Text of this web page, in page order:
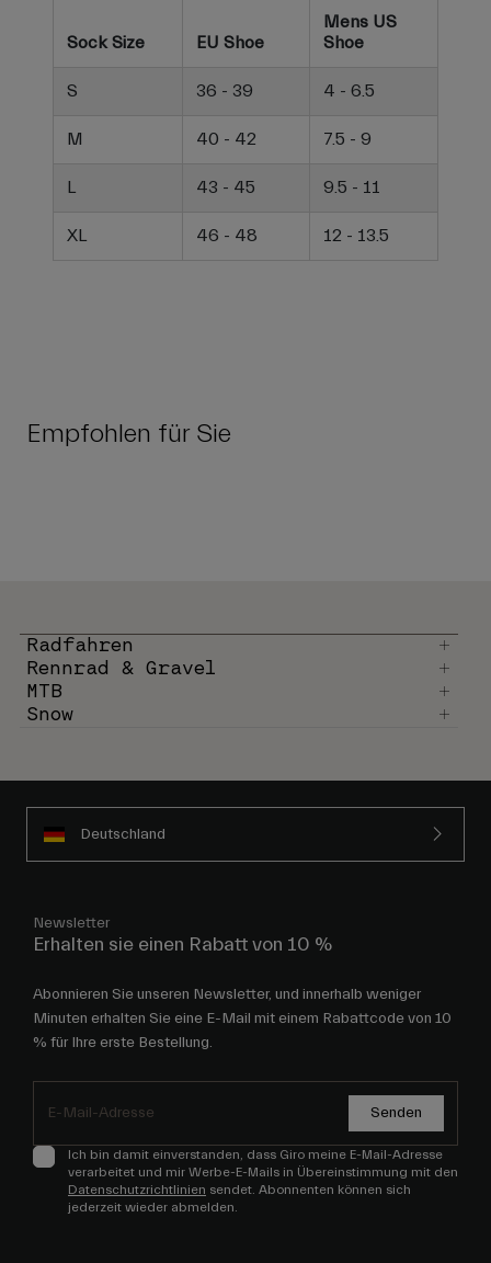
Sock Size EU Shoe
Mens US
Shoe
S 36 - 39 4 - 6.5
M 40 - 42 7.5 - 9
L 43 - 45 9.5 - 11
XL 46 - 48 12 - 13.5
Empfohlen für Sie
Radfahren
Rennrad & Gravel
MTB
Snow
Deutschland
Newsletter
Erhalten sie einen Rabatt von 10 %
Abonnieren Sie unseren Newsletter, und innerhalb weniger
Minuten erhalten Sie eine E-Mail mit einem Rabattcode von 10
% für Ihre erste Bestellung.
Senden
Ich bin damit einverstanden, dass Giro meine E-Mail-Adresse
verarbeitet und mir Werbe-E-Mails in Übereinstimmung mit den
Datenschutzrichtlinien sendet. Abonnenten können sich
jederzeit wieder abmelden.